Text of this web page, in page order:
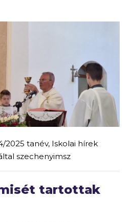
2025 tanév, Iskolai hírek
szechenyimsz
tartottak